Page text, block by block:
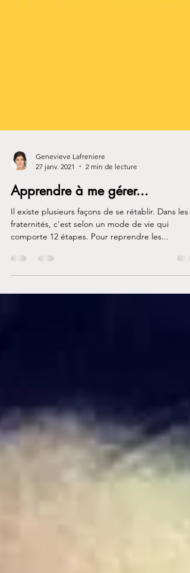
27 janv. 2021
2 min de lecture
Apprendre à me gérer...
Il existe plusieurs façons de se rétablir. Dans les
comporte 12 étapes. Pour reprendre les...